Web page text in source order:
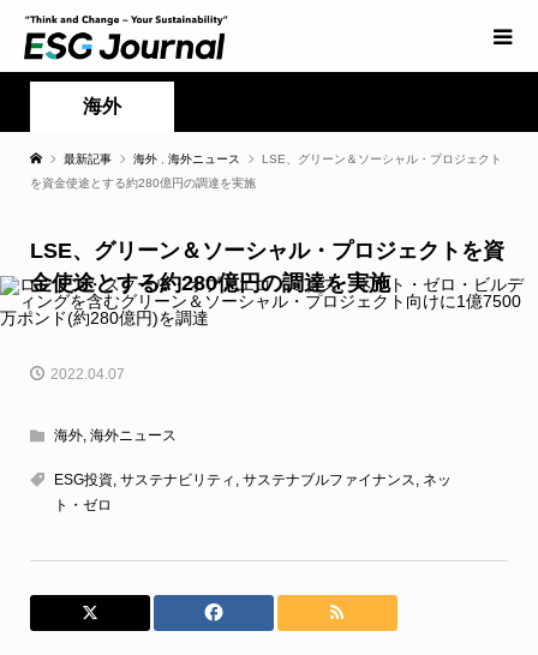
海外
最新記事 海外 海外ニュース
LSE、グリーン＆ソーシャル・プロジェクト
を資金使途とする約280億円の調達を実施
LSE、グリーン＆ソーシャル・プロジェクトを資
金使途とする約280億円の調達を実施
2022.04.07
海外, 海外ニュース
ESG投資, サステナビリティ , サステナブルファイナンス, ネッ
ト・ゼロ